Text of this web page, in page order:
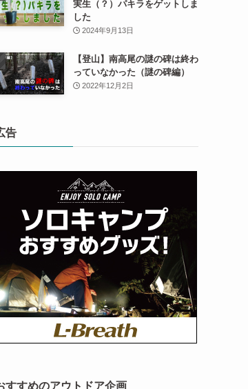
実生（？）パキラをゲットしま
した
2024年9月13日
【登山】南高尾の謎の碑は終わ
っていなかった（謎の碑編）
2022年12月2日
告
すすめのアウトドア企画